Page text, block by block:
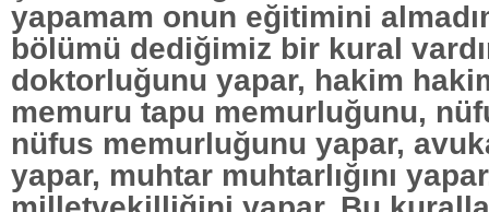
yapamam onun eğitimini
bölümü dediğimiz bir kural
doktorluğunu yapar, hakim
memuru tapu memurluğunu,
nüfus memurluğunu yapar,
yapar, muhtar muhtarlığını